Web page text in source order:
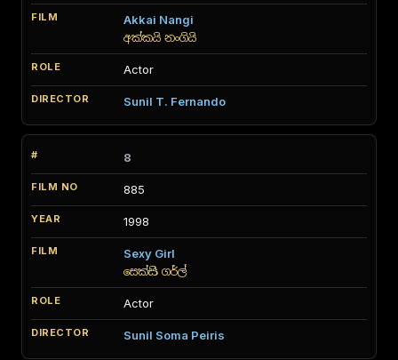
Akkai Nangi
අක්කයි නංගියි
Actor
Sunil T. Fernando
8
885
1998
Sexy Girl
සෙක්සි ගර්ල්
Actor
Sunil Soma Peiris